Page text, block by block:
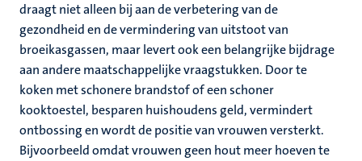
draagt niet alleen bij aan de verbetering van de
gezondheid en de vermindering van uitstoot van
broeikasgassen, maar levert ook een belangrijke bijdrage
aan andere maatschappelijke vraagstukken. Door te
koken met schonere brandstof of een schoner
kooktoestel, besparen huishoudens geld, vermindert
ontbossing en wordt de positie van vrouwen versterkt.
Bijvoorbeeld omdat vrouwen geen hout meer hoeven te